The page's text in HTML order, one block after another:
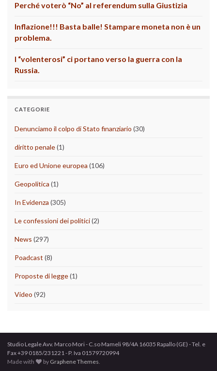
Perché voterò “No” al referendum sulla Giustizia
Inflazione!!! Basta balle! Stampare moneta non è un
problema.
I “volenterosi” ci portano verso la guerra con la
Russia.
CATEGORIE
Denunciamo il colpo di Stato finanziario (30)
diritto penale(1)
Euro ed Unione europea (106)
Geopolitica (1)
In Evidenza (305)
Le confessioni dei politici(2)
News (297)
Poadcast (8)
Proposte di legge(1)
Video (92)
Studio Legale Avv. Marco Mori - C.so Mameli 98/4A 16035 Rapallo (GE) - Tel. e
Fax +39 0185/231221 - P. Iva 01579720994
Made with
by Graphene Themes.